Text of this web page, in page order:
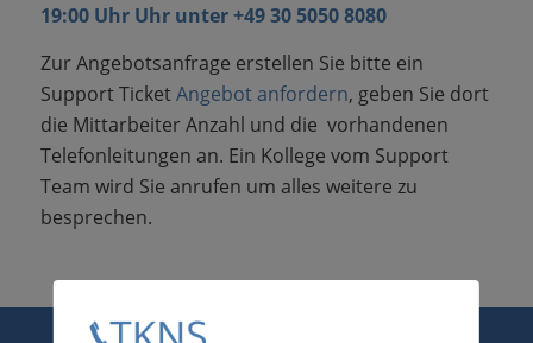
19:00 Uhr Uhr unter+49 30 5050 8080
Zur Angebotsanfrage erstellen Sie bitte ein
Support TicketAngebot anfordern, geben Sie dort
die Mittarbeiter Anzahl und die vorhandenen
Telefonleitungen an. Ein Kollege vom Support
Team wird Sie anrufen um alles weitere zu
besprechen.